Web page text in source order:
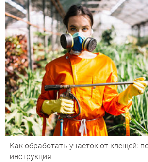
Как обработать участок от клещей:
инструкция